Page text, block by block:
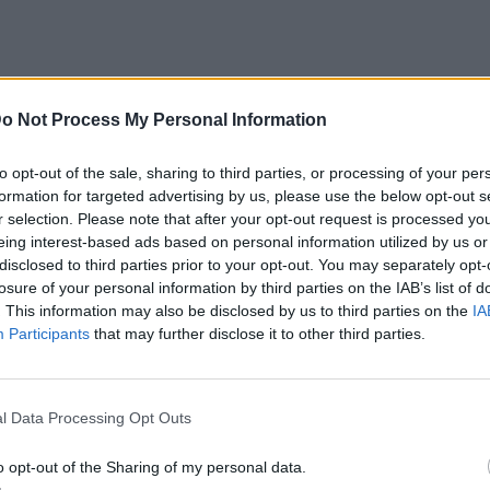
Not Process My Personal Information
opt-out of the sale, sharing to third parties, or processing of your
for targeted advertising by us, please use the below opt-out
selection. Please note that after your opt-out request is processed
interest-based ads based on personal information utilized by us
to third parties prior to your opt-out. You may separately
of your personal information by third parties on the IAB’s list of
This information may also be disclosed by us to third parties on the
Participants that may further disclose it to other third parties.
Data Processing Opt Outs
opt-out of the Sharing of my personal data.
αφορά τα πλεκτά μας είναι η πλύση
να χάσουν την φρεσκάδα τους
ή ακόμη, μπορεί αν
κάνουν πια.
άμεσα, πλένοντας το αγαπημένο
χλιαρό νερό με μαλακτικό μαλλιών.
σας στο αρχικό του μέγεθος
για να επαναφέρετε ένα πλεκτό
και έχει συρρικνωθεί πρέπει να
με χλιαρό νερό και μαλακτικό
το πλεκτό σας να μαλακώσει ώστε